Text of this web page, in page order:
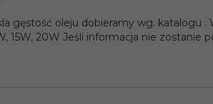
gęstość oleju dobieramy wg. katalogu
15W, 20W Jeśli informacja nie zostanie